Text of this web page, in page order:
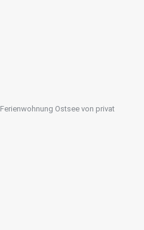
Ferienwohnung Ostsee von privat